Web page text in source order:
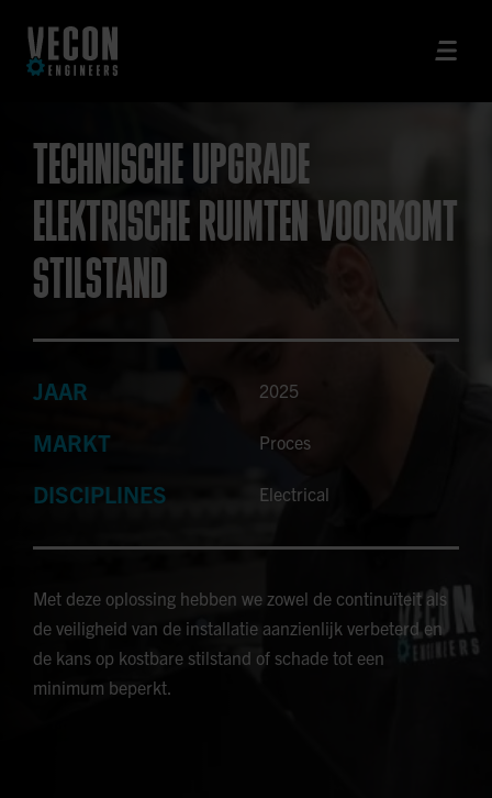
TECHNISCHE UPGRADE
ELEKTRISCHE RUIMTEN VOORKOMT
STILSTAND
JAAR 2025
MARKT Proces
DISCIPLINES Electrical
Met deze oplossing hebben we zowel de continuïteit als
de veiligheid van de installatie aanzienlijk verbeterd en
de kans op kostbare stilstand of schade tot een
minimum beperkt.